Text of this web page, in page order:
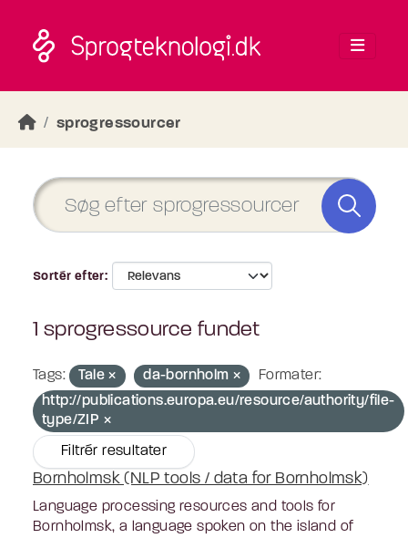
sprogressourcer
Sortér efter
1 sprogressource fundet
Tags: Tale da-bornholm
Formater:
http://publications.europa.eu/resource/authority/file-
type/ZIP
Filtrér resultater
Bornholmsk (NLP tools / data for Bornholmsk)
Language processing resources and tools for
Bornholmsk, a language spoken on the island of